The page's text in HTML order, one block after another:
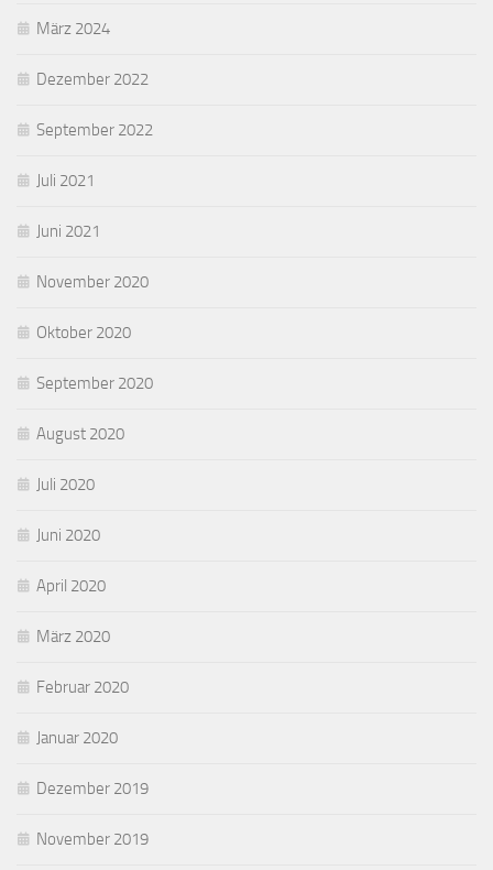
März 2024
Dezember 2022
September 2022
Juli 2021
Juni 2021
November 2020
Oktober 2020
September 2020
August 2020
Juli 2020
Juni 2020
April 2020
März 2020
Februar 2020
Januar 2020
Dezember 2019
November 2019